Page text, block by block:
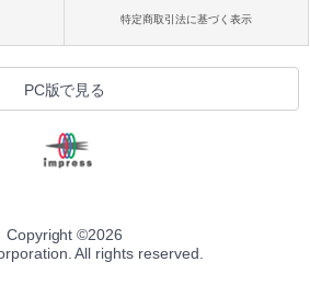
特定商取引法に基づく表示
PC版で見る
Copyright ©2026
All rights reserved.